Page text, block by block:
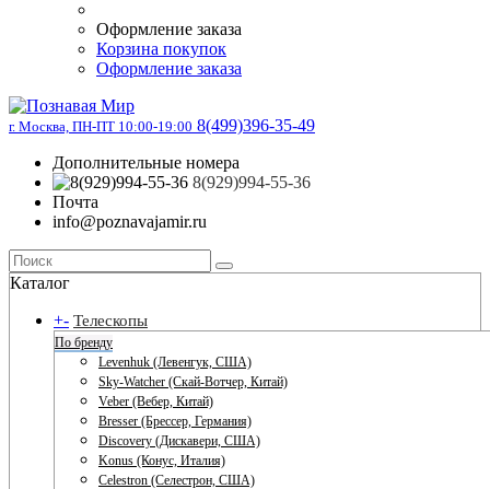
Оформление заказа
Корзина покупок
Оформление заказа
г. Москва, ПН-ПТ 10:00-19:00 8(499)396-35-49
Дополнительные номера
8(929)994-55-36
Почта
info@poznavajamir.ru
Каталог
+- Телескопы
По бренду
Levenhuk (Левенгук, США)
Sky-Watcher (Скай-Вотчер, Китай)
Veber (Вебер, Китай)
Bresser (Брессер, Германия)
Discovery (Дискавери, США)
Konus (Конус, Италия)
Celestron (Селестрон, США)